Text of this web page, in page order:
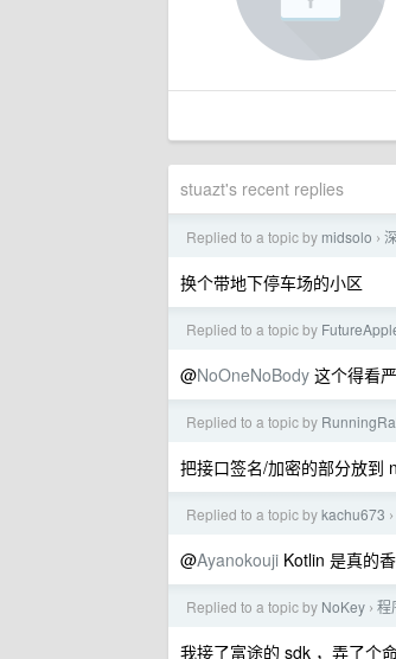
stuazt's recent replies
Replied to a topic by midsolo ›
换个带地下停车场的小区
Replied to a topic by
@NoOneNoBody 这个得看
Replied to a topic by
把接口签名/加密的部分放到
Replied to a topic bykachu673 ›
@Ayanokouji Kotlin 是真的
Replied to a topic by NoKey › 程
我接了富途的 sdk ，弄了个